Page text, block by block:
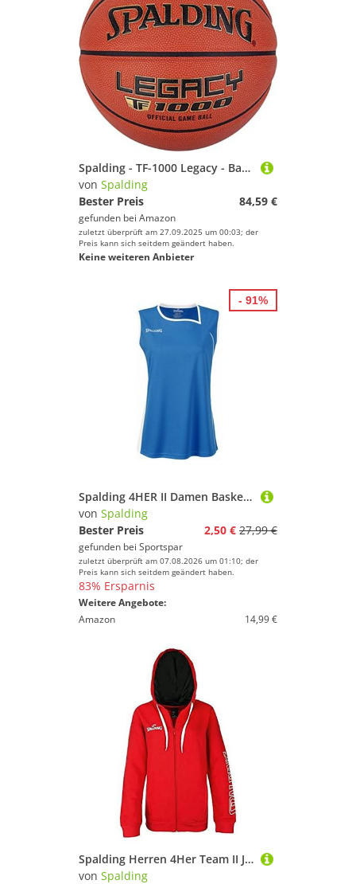
Spalding - TF-1000 Legacy - Basketball - Größe 7 - Basketball - Euroleague Approved - Zertifizierter Ball - Material ZK Composite - Indoor und Outdoor - Anti-Rutsch - Ausgezeichneter Grip
von Spalding
Bester Preis
84,59 €
gefunden bei Amazon
zuletzt überprüft am 27.09.2025 um 00:03; der
Preis kann sich seitdem geändert haben.
Keine weiteren Anbieter
Spalding 4HER II Damen Basketball Tank Top Trikot 300241109
von Spalding
Bester Preis
2,50 € 27,99 €
gefunden bei Sportspar
zuletzt überprüft am 07.08.2026 um 01:10; der
Preis kann sich seitdem geändert haben.
83% Ersparnis
Weitere Angebote:
Amazon
14,99 €
- 91%
Spalding Herren 4Her Team II Jacke, Rot, L
von Spalding